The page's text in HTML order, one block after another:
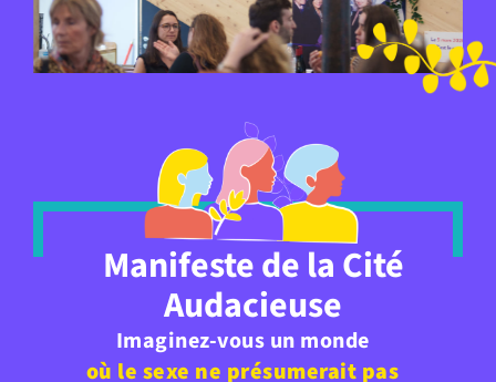
Manifeste de la Cité
Audacieuse
Imaginez-vous un monde
où le sexe ne présumerait pas